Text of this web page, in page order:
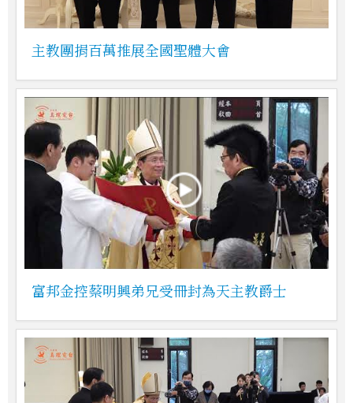
主教團捐百萬推展全國聖體大會
富邦金控蔡明興弟兄受冊封為天主教爵士